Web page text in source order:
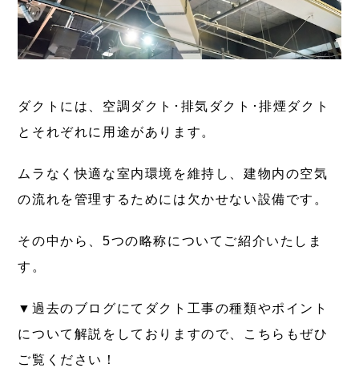
ダクトには、空調ダクト･排気ダクト･排煙ダクト
とそれぞれに用途があります。
ムラなく快適な室内環境を維持し、建物内の空気
の流れを管理するためには欠かせない設備です。
その中から、5つの略称についてご紹介いたしま
す。
▼過去のブログにてダクト工事の種類やポイント
について解説をしておりますので、こちらもぜひ
ご覧ください！